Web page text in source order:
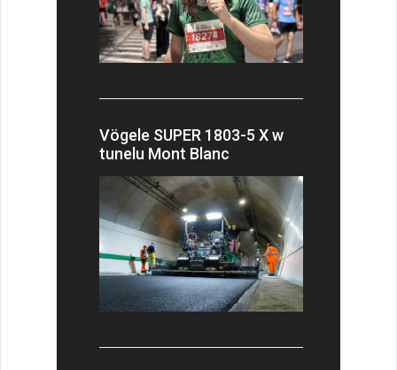
Vögele SUPER 1803-5 X w
tunelu Mont Blanc